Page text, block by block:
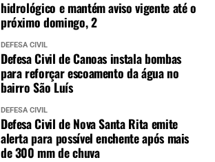
hidrológico e mantém aviso vigente até o
próximo domingo, 2
DEFESA CIVIL
Defesa Civil de Canoas instala bombas
para reforçar escoamento da água no
bairro São Luís
DEFESA CIVIL
Defesa Civil de Nova Santa Rita emite
alerta para possível enchente após mais
de 300 mm de chuva